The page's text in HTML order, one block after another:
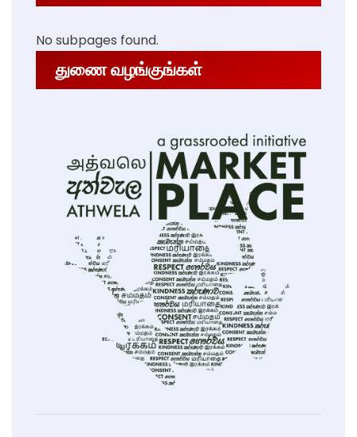
No subpages found.
துணை வழங்குங்கள்